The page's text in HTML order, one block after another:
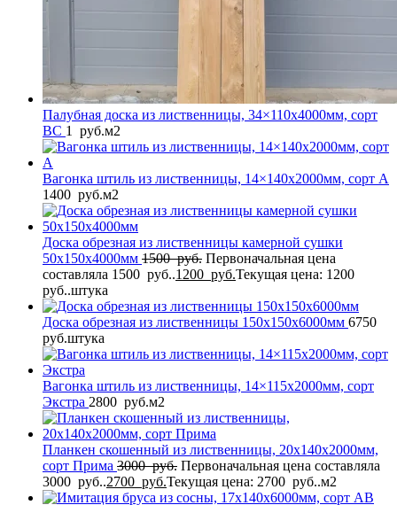
Палубная доска из лиственницы, 34×110x4000мм, сорт
BC 1 руб.м2
Вагонка штиль из лиственницы, 14×140x2000мм, сорт A
1400 руб.м2
Доска обрезная из лиственницы камерной сушки
50x150x4000мм 1500руб. Первоначальная цена
составляла 1500 руб..1200 руб.Текущая цена: 1200
руб..штука
Доска обрезная из лиственницы 150x150x6000мм 6750
руб.штука
Вагонка штиль из лиственницы, 14×115x2000мм, сорт
Экстра 2800 руб.м2
Планкен скошенный из лиственницы, 20x140x2000мм,
сорт Прима 3000руб. Первоначальная цена составляла
3000 руб..2700 руб.Текущая цена: 2700 руб..м2